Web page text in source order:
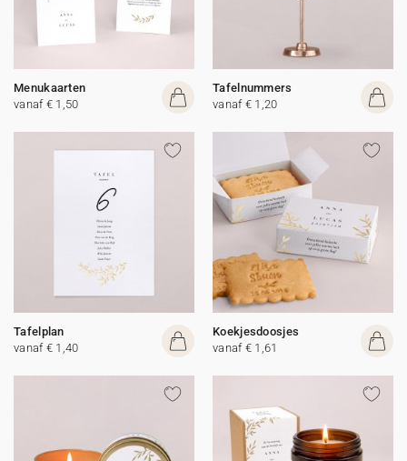
Menukaarten
vanaf € 1,50
Tafelnummers
vanaf € 1,20
Tafelplan
vanaf € 1,40
Koekjesdoosjes
vanaf € 1,61